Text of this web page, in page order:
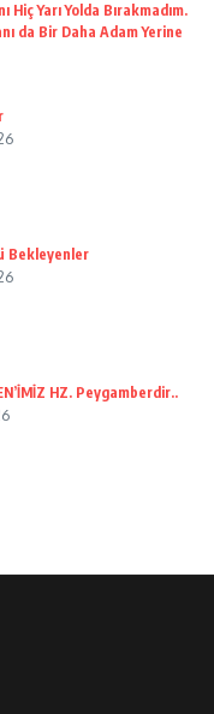
Hiç Yarı Yolda Bırakmadım.
da Bir Daha Adam Yerine
Bekleyenler
HZ. Peygamberdir..